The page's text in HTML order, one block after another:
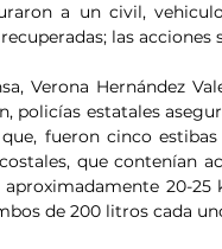
a un civil,
las
Verona Hernández
policías estatales
fueron cinco
que contenían
20-
de 200 litros cada